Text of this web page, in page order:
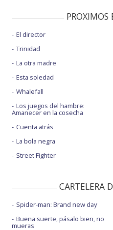
PROXIMOS
El director
Trinidad
La otra madre
Esta soledad
Whalefall
Los juegos del hambre:
Amanecer en la cosecha
Cuenta atrás
La bola negra
Street Fighter
CARTELERA
Spider-man: Brand new day
Buena suerte, pásalo bien, no
mueras